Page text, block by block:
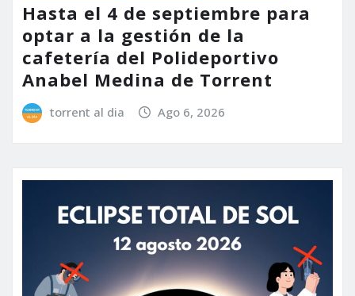
Hasta el 4 de septiembre para
optar a la gestión de la
cafetería del Polideportivo
Anabel Medina de Torrent
torrent al dia Ago 6, 2026